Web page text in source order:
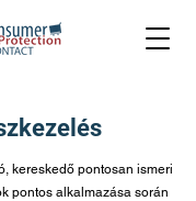
kereskedő pontosan ismeri
pontos alkalmazása során